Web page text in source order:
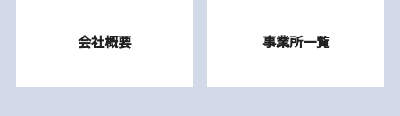
会社概要 事業所一覧